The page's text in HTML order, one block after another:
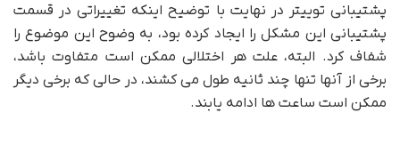
پشتیبانی توییتر در نهایت با توضیح اینکه تغییراتی در قسمت
پشتیبانی این مشکل را ایجاد کرده بود، به وضوح این موضوع را
شفاف کرد. البته، علت هر اختلالی ممکن است متفاوت باشد،
برخی از آنها تنها چند ثانیه طول می کشند، در حالی که برخی دیگر
ممکن است ساعت ها ادامه یابند.